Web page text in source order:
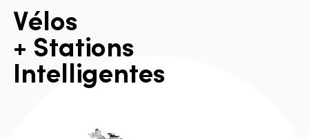
Vélos
+ Stations
Intelligentes